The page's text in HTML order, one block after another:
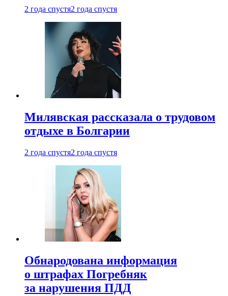
2 года спустя2 года спустя
Милявская рассказала о трудовом
отдыхе в Болгарии
2 года спустя2 года спустя
Обнародована информация
о штрафах Погребняк
за нарушения ПДД